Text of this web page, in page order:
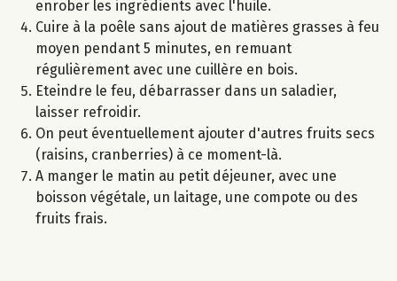
enrober les ingrédients avec l'huile.
Cuire à la poêle sans ajout de matières grasses à feu
moyen pendant 5 minutes, en remuant
régulièrement avec une cuillère en bois.
Eteindre le feu, débarrasser dans un saladier,
laisser refroidir.
On peut éventuellement ajouter d'autres fruits secs
(raisins, cranberries) à ce moment-là.
A manger le matin au petit déjeuner, avec une
boisson végétale, un laitage, une compote ou des
fruits frais.